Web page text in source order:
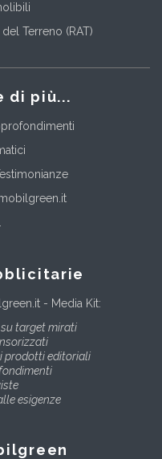
Terreno (RAT)
di più...
- Media Kit:
target mirati
prodotti editoriali
esigenze